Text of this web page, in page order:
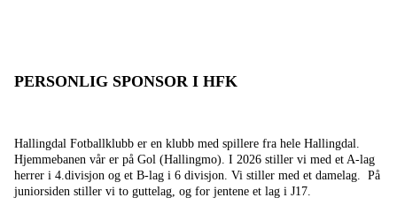
PERSONLIG SPONSOR I HFK
Hallingdal Fotballklubb er en klubb med spillere fra hele Hallingdal.
Hjemmebanen vår er på Gol (Hallingmo). I 2026 stiller vi med et A-lag
herrer i 4.divisjon og et B-lag i 6 divisjon. Vi stiller med et damelag. På
juniorsiden stiller vi to guttelag, og for jentene et lag i J17.